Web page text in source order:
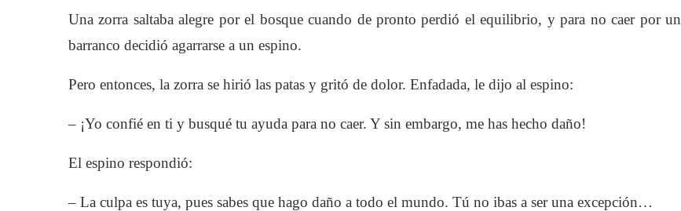
Una zorra saltaba alegre por el bosque cuando de pronto perdió el equilibrio, y para no caer por un
barranco decidió agarrarse a un espino.
Pero entonces, la zorra se hirió las patas y gritó de dolor. Enfadada, le dijo al espino:
– ¡Yo confié en ti y busqué tu ayuda para no caer. Y sin embargo, me has hecho daño!
El espino respondió:
– La culpa es tuya, pues sabes que hago daño a todo el mundo. Tú no ibas a ser una excepción…